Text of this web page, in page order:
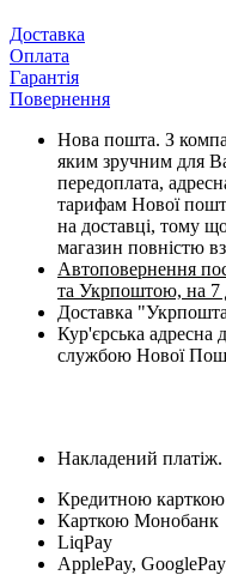
Доставка
Оплата
Гарантія
Повернення
Нова пошта. З
яким зручним для
передоплата,
тарифам Нової
на доставці, тому
магазин повністю
Автоповернення
та Укрпоштою, на 7
Доставка
Кур'єрська адресна
службою Нової
Накладений платіж.
Кредитною
Карткою Монобанк
LiqPay
ApplePay, GooglePay